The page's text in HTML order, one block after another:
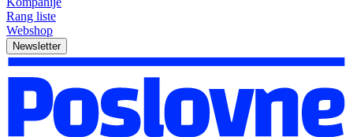
Rang liste
Webshop
Newsletter